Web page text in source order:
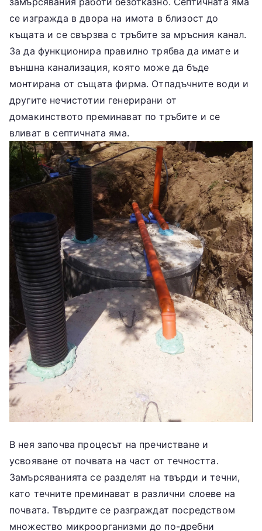
се изгражда в двора на имота в близост до
къщата и се свързва с тръбите за мръсния канал.
За да функционира правилно трябва да имате и
външна канализация, която може да бъде
монтирана от същата фирма. Отпадъчните води и
другите нечистотии генерирани от
домакинството преминават по тръбите и се
вливат в септичната яма.
В нея започва процесът на пречистване и
усвояване от почвата на част от течността.
Замърсяванията се разделят на твърди и течни,
като течните преминават в различни слоеве на
почвата. Твърдите се разграждат посредством
множество микроорганизми до по-дребни